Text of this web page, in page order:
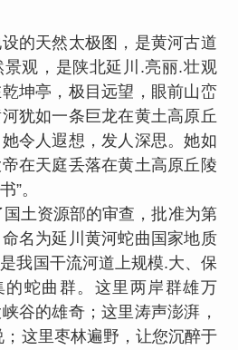
的天然太极图，是黄河古道
观，是陕北延川.亮丽.壮观
坤亭，极目远望，眼前山峦
犹如一条巨龙在黄土高原丘
令人遐想，发人深思。她如
在天庭丢落在黄土高原丘陵
”。
土资源部的审查，批准为第
名为延川黄河蛇曲国家地质
我国干流河道上规模.大、保
蛇曲群。这里两岸群雄万
谷的雄奇；这里涛声澎湃，
这里枣林遍野，让您沉醉于